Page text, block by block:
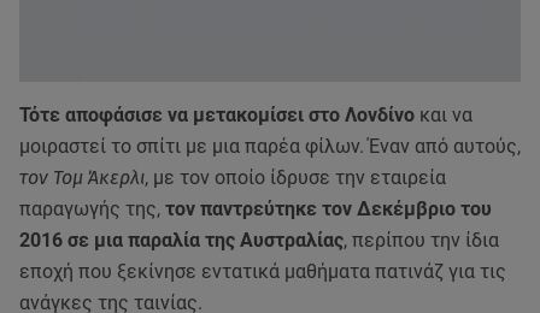
Τότε αποφάσισε να μετακομίσει στο Λονδίνο και να
μοιραστεί το σπίτι με μια παρέα φίλων. Έναν από αυτούς,
τον Τομ Άκερλι, με τον οποίο ίδρυσε την εταιρεία
παραγωγής της, τον παντρεύτηκε τον Δεκέμβριο του
2016 σε μια παραλία της Αυστραλίας, περίπου την ίδια
εποχή που ξεκίνησε εντατικά μαθήματα πατινάζ για τις
ανάγκες της ταινίας.